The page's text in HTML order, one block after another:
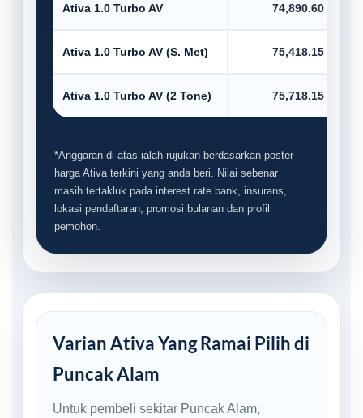
Ativa 1.0 Turbo AV 74,890.60
Ativa 1.0 Turbo AV (S. Met) 75,418.15
Ativa 1.0 Turbo AV (2 Tone) 75,718.15
*Anggaran di atas ialah rujukan berdasarkan poster
harga Ativa terkini yang anda beri. Nilai sebenar
masih tertakluk pada interest rate bank, insurans,
lokasi pendaftaran, promosi bulanan dan profil
pemohon.
Varian Ativa Yang Ramai Pilih di
Puncak Alam
Untuk pembeli sekitar Puncak Alam,